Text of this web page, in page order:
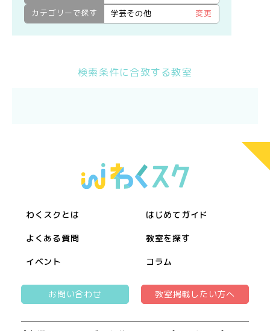
カテゴリーで探す
学芸その他 変更
検索条件に合致する教室
わくスクとは はじめてガイド
よくある質問 教室を探す
イベント コラム
お問い合わせ 教室掲載したい方へ